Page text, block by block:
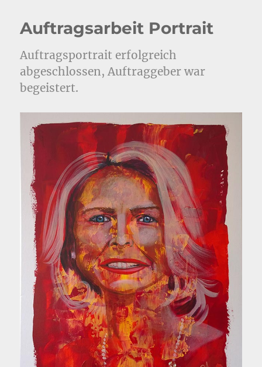
Auftragsarbeit Portrait
Auftragsportrait erfolgreich
abgeschlossen, Auftraggeber war
begeistert.